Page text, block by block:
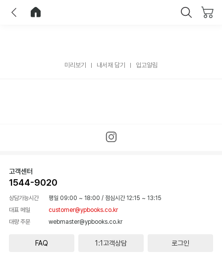
미리보기 내서재 담기 입고알림
고객센터
1544-9020
상담가능시간 평일 09:00 ~ 18:00 / 점심시간 12:15 ~ 13:15
대표 메일
customer@ypbooks.co.kr
대량 주문
webmaster@ypbooks.co.kr
FAQ 1:1고객상담 로그인